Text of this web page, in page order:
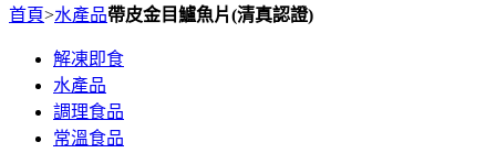
首頁>水產品帶皮金目鱸魚片(清真認證)
解凍即食
水產品
調理食品
常溫食品